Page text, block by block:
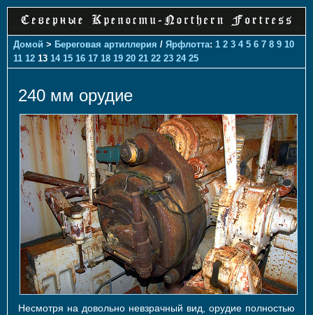
Домой > Береговая артиллерия / Ярфлотта: 1 2 3 4 5 6 7 8 9 10
11 12 13 14 15 16 17 18 19 20 21 22 23 24 25
240 мм орудие
Несмотря на довольно невзрачный вид, орудие полностью